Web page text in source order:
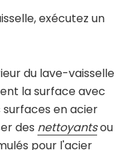
exécutez un
du lave-vaisselle
la surface avec
surfaces en acier
des nettoyantsou
pour l'acier